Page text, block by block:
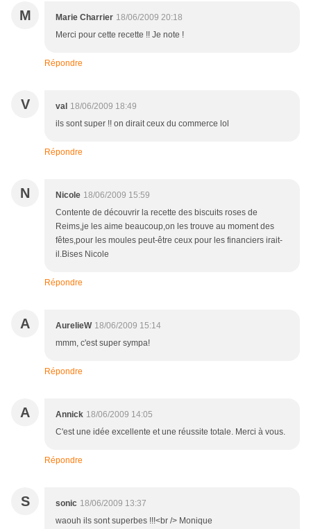
M Marie Charrier 18/06/2009 20:18
Merci pour cette recette !! Je note !
Répondre
V val 18/06/2009 18:49
ils sont super !! on dirait ceux du commerce lol
Répondre
N Nicole 18/06/2009 15:59
Contente de découvrir la recette des biscuits roses de
Reims,je les aime beaucoup,on les trouve au moment des
fêtes,pour les moules peut-être ceux pour les financiers irait-
il.Bises Nicole
Répondre
A AurelieW 18/06/2009 15:14
mmm, c'est super sympa!
Répondre
A Annick 18/06/2009 14:05
C'est une idée excellente et une réussite totale. Merci à vous.
Répondre
S sonic 18/06/2009 13:37
waouh ils sont superbes !!!<br /> Monique